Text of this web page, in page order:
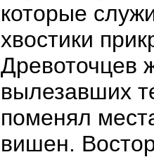
которые
хвостики
Древоточцев
вылезавших
поменял
вишен.